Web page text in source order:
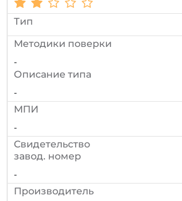
Тип
Методики поверки
-
Описание типа
-
МПИ
-
Cвидетельство
завод. номер
-
Производитель